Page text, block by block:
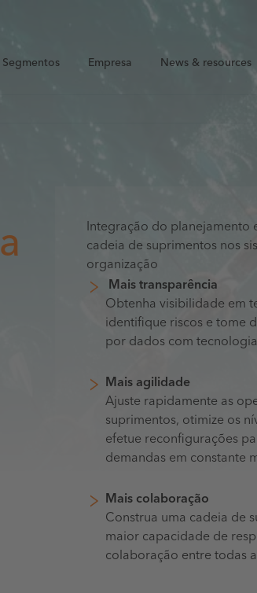
Segmentos Empresa News & resources
Integração do planejamento
cadeia de suprimentos nos
organização
Mais transparência
Obtenha visibilidade em
identifique riscos e tome
por dados com
Mais agilidade
Ajuste rapidamente as
suprimentos, otimize os
efetue reconfigurações
demandas em constante
Mais colaboração
Construa uma cadeia de
maior capacidade de
colaboração entre todas